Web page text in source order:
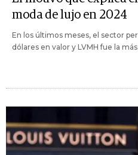
moda de lujo en 2024
En los últimos meses, el sector
dólares en valor y LVMH fue la